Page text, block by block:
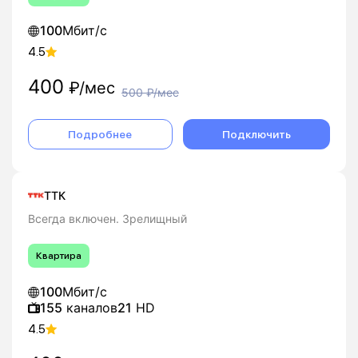
100Мбит/с
4.5
400 ₽/мес 500₽/мес
Подробнее Подключить
ТТК
Всегда включен. Зрелищный
Квартира
100Мбит/с
155 каналов21 HD
4.5